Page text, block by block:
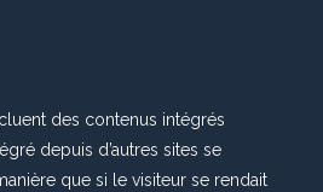
des contenus intégrés
depuis d’autres sites se
que si le visiteur se rendait